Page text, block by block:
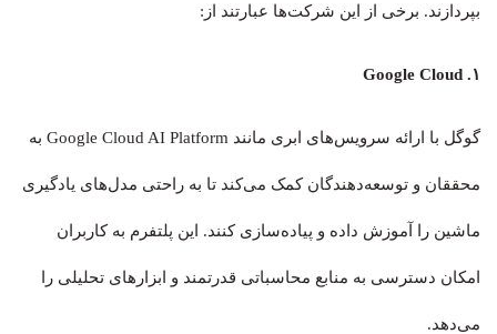
بپردازند. برخی از این شرکت‌ها عبارتند از:
۱. Google Cloud
گوگل با ارائه سرویس‌های ابری مانند Google Cloud AI Platform به
محققان و توسعه‌دهندگان کمک می‌کند تا به راحتی مدل‌های یادگیری
ماشین را آموزش داده و پیاده‌سازی کنند. این پلتفرم به کاربران
امکان دسترسی به منابع محاسباتی قدرتمند و ابزارهای تحلیلی را
می‌دهد.